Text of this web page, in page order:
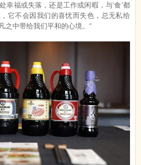
幸福或失落，还是工作或闲暇，与‘食’都
它不会因我们的喜忧而失色，总无私给
之中带给我们平和的心境。”